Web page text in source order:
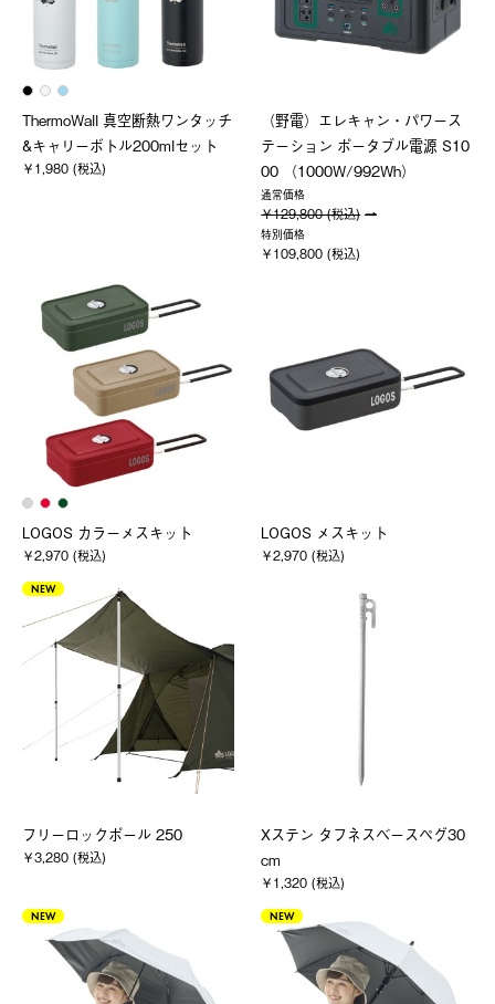
ThermoWall 真空断熱ワンタッチ
&キャリーボトル200mlセット
￥1,980 (税込)
（野電）エレキャン・パワース
テーション ポータブル電源 S10
00 （1000W/992Wh）
通常価格
￥129,800 (税込)
特別価格
￥109,800 (税込)
LOGOS カラーメスキット
￥2,970 (税込)
LOGOS メスキット
￥2,970 (税込)
NEW
フリーロックポール 250
￥3,280 (税込)
Xステン タフネスベースペグ30
cm
￥1,320 (税込)
NEW NEW